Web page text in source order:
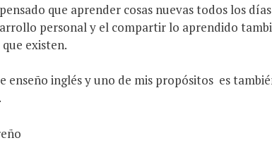
que aprender cosas nuevas todos los
personal y el compartir lo aprendido
existen.
enseño inglés y uno de mis propósitos es